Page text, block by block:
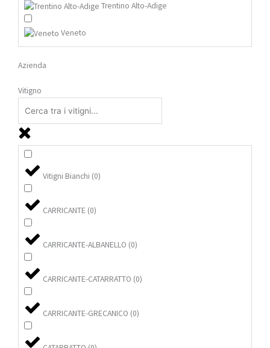
Trentino Alto-Adige
Veneto
Azienda
Vitigno
Vitigni Bianchi (0)
CARRICANTE (0)
CARRICANTE-ALBANELLO (0)
CARRICANTE-CATARRATTO (0)
CARRICANTE-GRECANICO (0)